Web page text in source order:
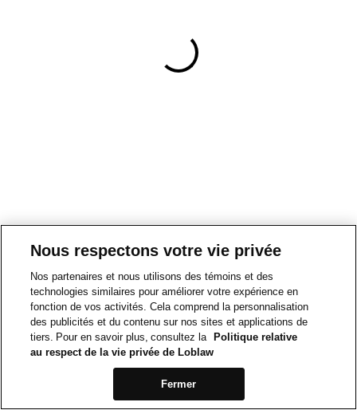
Nous respectons votre vie privée
Nos partenaires et nous utilisons des témoins et des
technologies similaires pour améliorer votre expérience en
fonction de vos activités. Cela comprend la personnalisation
des publicités et du contenu sur nos sites et applications de
tiers. Pour en savoir plus, consultez la
Politique relative
au respect de la vie privée de Loblaw
Fermer